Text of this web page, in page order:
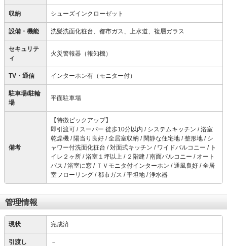
収納 シューズインクローゼット
設備・機能 洗髪洗面化粧台、都市ガス、上水道、複層ガラス
セキュリテ
ィ
火災警報器（報知機）
TV・通信 インターホン有（モニター付）
駐車場/駐輪
場
平面駐車場
備考
【特徴ピックアップ】
即引渡可 / スーパー 徒歩10分以内 / システムキッチン / 浴室
乾燥機 / 陽当り良好 / 全居室収納 / 閑静な住宅地 / 整形地 / シ
ャワー付洗面化粧台 / 対面式キッチン / ワイドバルコニー / ト
イレ２ヶ所 / 浴室１坪以上 / ２階建 / 南面バルコニー / オート
バス / 浴室に窓 / ＴＶモニタ付インターホン / 通風良好 / 全居
室フローリング / 都市ガス / 平坦地 / 浄水器
管理情報
現状 完成済
引渡し －